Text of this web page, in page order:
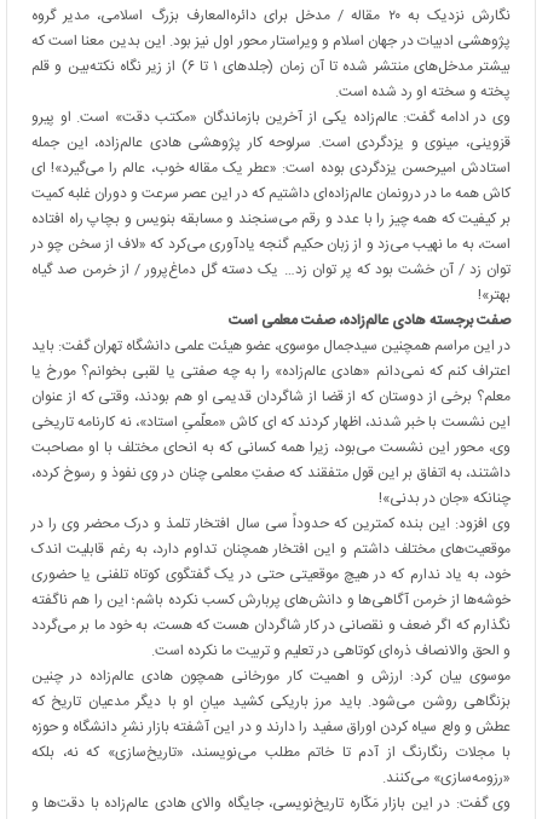
نگارش نزدیک به ۲۰ مقاله / مدخل برای دائره‌المعارف بزرگ اسلامی، مدیر گروه
پژوهشی ادبیات در جهان اسلام و ویراستار محور اول نیز بود. این بدین معنا است که
بیشتر مدخل‌های منتشر شده تا آن زمان (جلدهای ۱ تا ۶) از زیر نگاه نکته‌بین و قلم
پخته و سخته او رد شده است.
وی در ادامه گفت: عالم‌زاده یکی از آخرین بازماندگان «مکتب دقت» است. او پیرو
قزوینی، مینوی و یزدگردی است. سرلوحه کار پژوهشی هادی عالم‌زاده، این جمله
استادش امیرحسن یزدگردی بوده است: «عطر یک مقاله خوب، عالم را می‌گیرد»! ای
کاش همه ما در درونمان عالم‌زاده‌ای داشتیم که در این عصر سرعت و دوران غلبه کمیت
بر کیفیت که همه چیز را با عدد و رقم می‌سنجند و مسابقه بنویس و بچاپ راه افتاده
است، به ما نهیب می‌زد و از زبان حکیم گنجه یادآوری می‌کرد که «لاف از سخن چو در
توان زد / آن خشت بود که پر توان زد… یک دسته گل دماغ‌پرور / از خرمن صد گیاه
بهتر»!
صفت برجسته هادی عالم‌زاده، صفت معلمی است
در این مراسم همچنین سیدجمال موسوی، عضو هیئت علمی دانشگاه تهران گفت: باید
اعتراف کنم که نمی‌دانم «هادی عالم‌زاده» را به چه صفتی یا لقبی بخوانم؟ مورخ یا
معلم؟ برخی از دوستان که از قضا از شاگردان قدیمی او هم بودند، وقتی که از عنوان
این نشست با خبر شدند، اظهار کردند که ای کاش «معلّمیِ استاد»، نه کارنامه تاریخی
وی، محور این نشست می‌بود، زیرا همه کسانی که به انحای مختلف با او مصاحبت
داشتند، به اتفاق بر این قول متفقند که صفتِ معلمی چنان در وی نفوذ و رسوخ کرده،
چنانکه «جان در بدنی»!
وی افزود: این بنده کمترین که حدوداً سی سال افتخار تلمذ و درک محضر وی را در
موقعیت‌های مختلف داشتم و این افتخار همچنان تداوم دارد، به رغم قابلیت اندک
خود، به یاد ندارم که در هیچ موقعیتی حتی در یک گفتگوی کوتاه تلفنی یا حضوری
خوشه‌ها از خرمن آگاهی‌ها و دانش‌های پربارش کسب نکرده باشم؛ این را هم ناگفته
نگذارم که اگر ضعف و نقصانی در کار شاگردان هست که هست، به خود ما بر می‌گردد
و الحق والانصاف ذره‌ای کوتاهی در تعلیم و تربیت ما نکرده است.
موسوی بیان کرد: ارزش و اهمیت کار مورخانی همچون هادی عالم‌زاده در چنین
بزنگاهی روشن می‌شود. باید مرز باریکی کشید میانِ او با دیگر مدعیان تاریخ که
عطش و ولع سیاه کردن اوراق سفید را دارند و در این آشفته بازار نشرِ دانشگاه و حوزه
با مجلات رنگارنگ از آدم تا خاتم مطلب می‌نویسند، «تاریخ‌سازی» که نه، بلکه
«رزومه‌سازی» می‌کنند.
وی گفت: در این بازار مَکّاره تاریخ‌نویسی، جایگاه والای هادی عالم‌زاده با دقت‌ها و